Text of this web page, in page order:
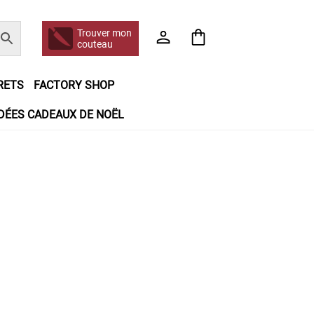
Trouver mon
couteau
FACTORY SHOP
CADEAUX DE NOËL